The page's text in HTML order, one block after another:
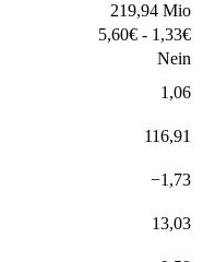
219,94 Mio
5,60€ - 1,33€
Nein
1,06
116,91
−1,73
13,03